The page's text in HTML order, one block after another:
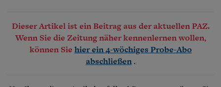
Dieser Artikel ist ein Beitrag aus der aktuellen PAZ.
Wenn Sie die Zeitung näher kennenlernen wollen,
können Sie hier ein 4-wöchiges Probe-Abo
abschließen .